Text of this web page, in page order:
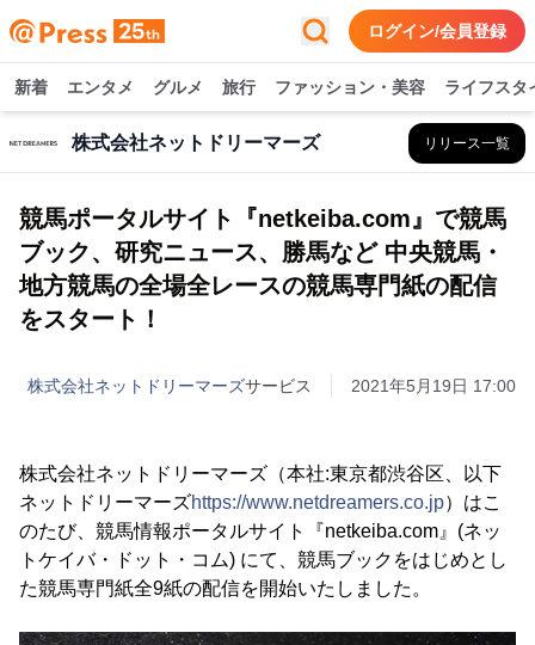
ログイン/会員登録
新着 エンタメ グルメ 旅行 ファッション・美容 ライフスタ
株式会社ネットドリーマーズ リリース一覧
競馬ポータルサイト『netkeiba.com』で競馬
ブック、研究ニュース、勝馬など 中央競馬・
地方競馬の全場全レースの競馬専門紙の配信
をスタート！
株式会社ネットドリーマーズサービス 2021年5月19日 17:00
株式会社ネットドリーマーズ（本社:東京都渋谷区、以下
ネットドリーマーズhttps://www.netdreamers.co.jp）はこ
のたび、競馬情報ポータルサイト『netkeiba.com』(ネッ
トケイバ・ドット・コム) にて、競馬ブックをはじめとし
た競馬専門紙全9紙の配信を開始いたしました。